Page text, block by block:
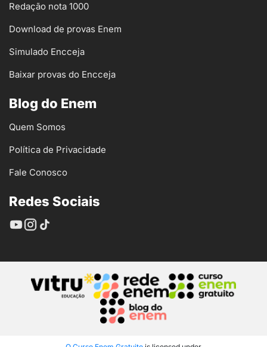
Redação nota 1000
Download de provas Enem
Simulado Encceja
Baixar provas do Encceja
Blog do Enem
Quem Somos
Política de Privacidade
Fale Conosco
Redes Sociais